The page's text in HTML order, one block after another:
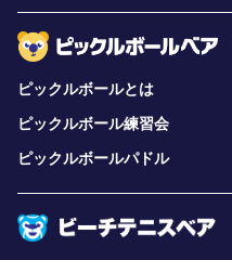
ピックルボールとは
ピックルボール練習会
ピックルボールパドル